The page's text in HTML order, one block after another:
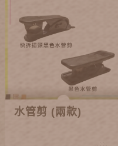
水管剪 (兩款)